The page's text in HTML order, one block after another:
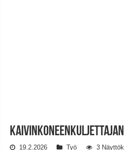
19.2.2026 Työ 3